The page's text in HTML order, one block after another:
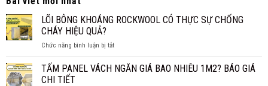
LÕI BÔNG KHOÁNG ROCKWOOL CÓ THỰC SỰ CHỐNG
CHÁY HIỆU QUẢ?
Chức năng bình luận bị tắtở
BÔNG
TẤM PANEL VÁCH NGĂN GIÁ BAO NHIÊU 1M2? BÁO GIÁ
CHI TIẾT